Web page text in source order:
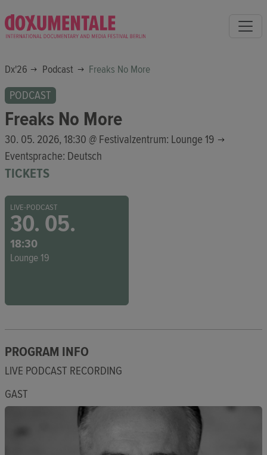
Dx'26 Podcast Freaks No More
PODCAST
Freaks No More
30. 05. 2026, 18:30 @ Festivalzentrum: Lounge 19
Eventsprache: Deutsch
TICKETS
LIVE-PODCAST
30. 05.
18:30
Lounge 19
PROGRAM INFO
LIVE PODCAST RECORDING
GAST